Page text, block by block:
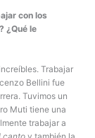
con los
¿Qué le
Trabajar
Bellini fue
Tuvimos un
Muti tiene una
trabajar a